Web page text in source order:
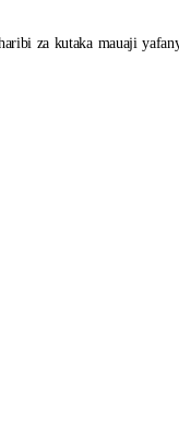
za kutaka mauaji